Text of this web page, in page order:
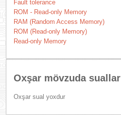
Fault tolerance
ROM - Read-only Memory
RAM (Random Access Memory)
ROM (Read-only Memory)
Read-only Memory
Oxşar mövzuda suallar
Oxşar sual yoxdur